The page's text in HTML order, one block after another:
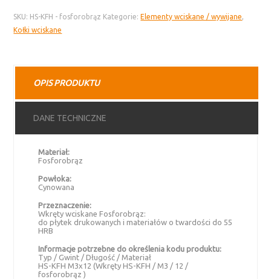
wkręt
wciskany
SKU: HS-KFH - fosforobrąz Kategorie:Elementy wciskane / wywijane,
Kołki wciskane
OPIS PRODUKTU
DANE TECHNICZNE
Materiał:
Fosforobrąz
Powłoka:
Cynowana
Przeznaczenie:
Wkręty wciskane Fosforobrąz:
do płytek drukowanych i materiałów o twardości do 55
HRB
Informacje potrzebne do określenia kodu produktu:
Typ / Gwint / Długość / Materiał
HS-KFH M3x12 (Wkręty HS-KFH / M3 / 12 /
fosforobrąz )